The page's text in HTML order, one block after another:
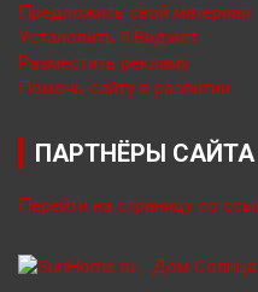
Предложить свой материал
Установить Я.Виджет
Разместить рекламу
Помочь сайту в развитии
ПАРТНЁРЫ САЙТА
Перейти на страницу со